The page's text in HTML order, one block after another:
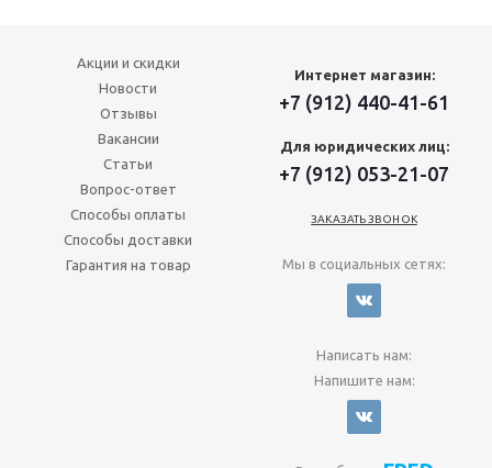
Акции и скидки
Новости
Отзывы
Вакансии
Статьи
Вопрос-ответ
Способы оплаты
Способы доставки
Гарантия на товар
Интернет магазин:
+7 (912) 440-41-61
Для юридических лиц:
+7 (912) 053-21-07
ЗАКАЗАТЬ ЗВОНОК
Мы в социальных сетях:
Написать нам:
Напишите нам: